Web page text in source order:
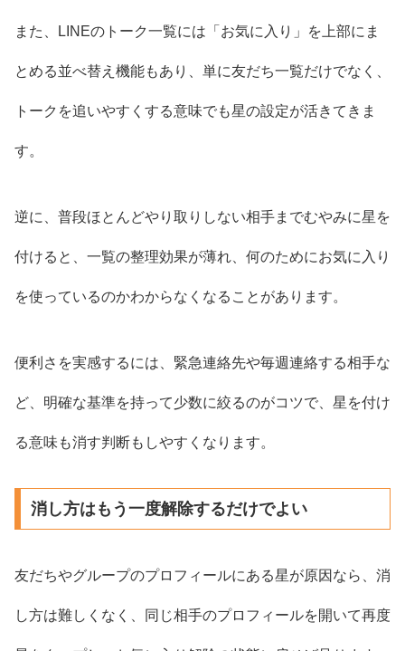
また、LINEのトーク一覧には「お気に入り」を上部にま
とめる並べ替え機能もあり、単に友だち一覧だけでなく、
トークを追いやすくする意味でも星の設定が活きてきま
す。
逆に、普段ほとんどやり取りしない相手までむやみに星を
付けると、一覧の整理効果が薄れ、何のためにお気に入り
を使っているのかわからなくなることがあります。
便利さを実感するには、緊急連絡先や毎週連絡する相手な
ど、明確な基準を持って少数に絞るのがコツで、星を付け
る意味も消す判断もしやすくなります。
消し方はもう一度解除するだけでよい
友だちやグループのプロフィールにある星が原因なら、消
し方は難しくなく、同じ相手のプロフィールを開いて再度